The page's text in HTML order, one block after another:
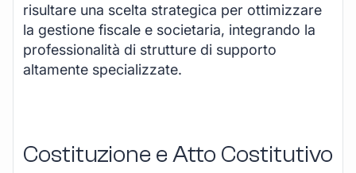
risultare una scelta strategica per ottimizzare
la gestione fiscale e societaria, integrando la
professionalità di strutture di supporto
altamente specializzate.
Costituzione e Atto Costitutivo